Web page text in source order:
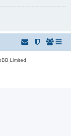
Limited